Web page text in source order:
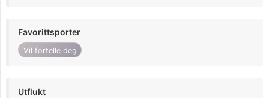
Favorittsporter
Vil fortelle deg
Utflukt